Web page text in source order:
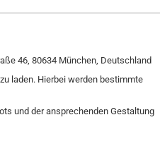
46, 80634 München, Deutschland
laden. Hierbei werden bestimmte
und der ansprechenden Gestaltung